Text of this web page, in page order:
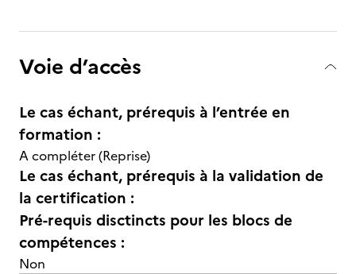
Voie d’accès
Le cas échant, prérequis à l’entrée en
formation :
A compléter (Reprise)
Le cas échant, prérequis à la validation de
la certification :
Pré-requis disctincts pour les blocs de
compétences :
Non